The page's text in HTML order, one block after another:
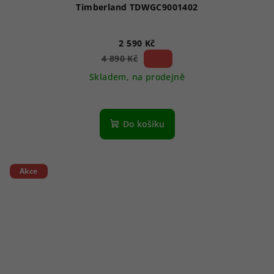
Timberland TDWGC9001402
2 590 Kč
4 890 Kč
Skladem, na prodejně
Do košíku
Akce